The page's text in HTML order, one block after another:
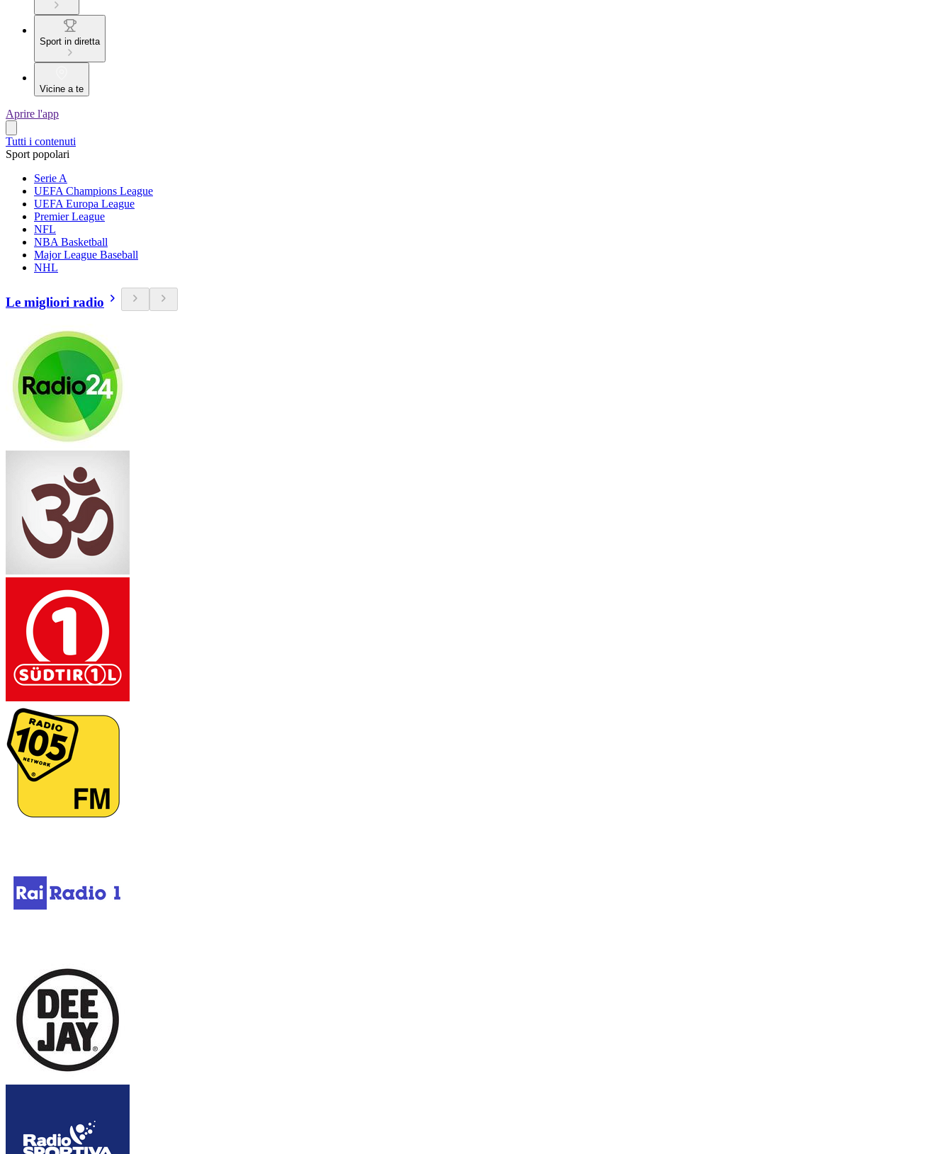
Sport in diretta
Vicine a te
Aprire l'app
Tutti i contenuti
Sport popolari
Serie A
UEFA Champions League
UEFA Europa League
Premier League
NFL
NBA Basketball
Major League Baseball
NHL
Le migliori radio